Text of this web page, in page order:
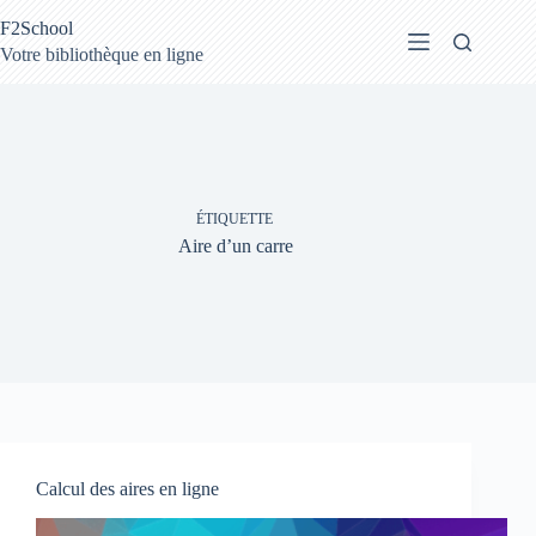
au
contenu
F2School
Votre bibliothèque en ligne
ÉTIQUETTE
Aire d’un carre
Calcul des aires en ligne